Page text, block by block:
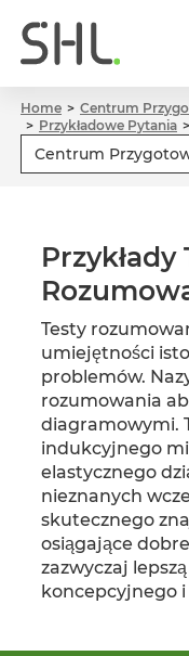
Home
Centrum
Przykładowe Pytania
Przykłady
Testy
umiejętności
problemów.
rozumowania
diagramowymi.
indukcyjnego
elastycznego
nieznanych
skutecznego
osiągające
zazwyczaj
koncepcyjnego